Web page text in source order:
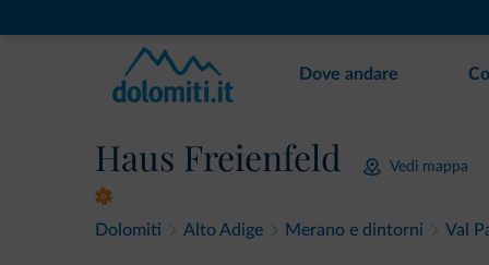
Dove andare
Haus Freienfeld Vedi mappa
Dolomiti Alto Adige Merano e dintorni Val